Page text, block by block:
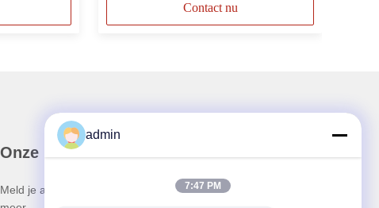
Contact nu
Onze Nieuwsbrief
Meld je aan voor onze nieuwsbrief voor kortingen en
admin
7:47 PM